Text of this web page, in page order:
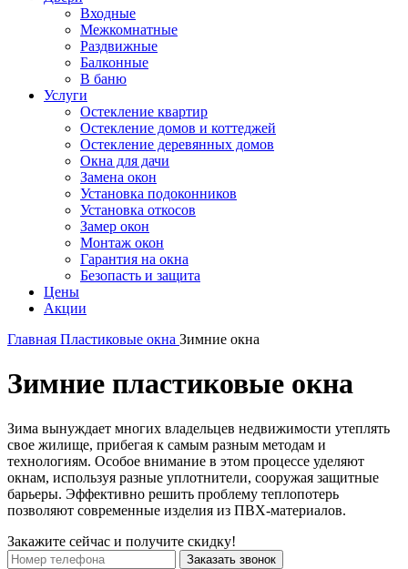
Входные
Межкомнатные
Раздвижные
Балконные
В баню
Услуги
Остекление квартир
Остекление домов и коттеджей
Остекление деревянных домов
Окна для дачи
Замена окон
Установка подоконников
Установка откосов
Замер окон
Монтаж окон
Гарантия на окна
Безопасть и защита
Цены
Акции
Главная Пластиковые окна Зимние окна
Зимние пластиковые окна
Зима вынуждает многих владельцев недвижимости утеплять
свое жилище, прибегая к самым разным методам и
технологиям. Особое внимание в этом процессе уделяют
окнам, используя разные уплотнители, сооружая защитные
барьеры. Эффективно решить проблему теплопотерь
позволяют современные изделия из ПВХ-материалов.
Закажите сейчас и получите скидку!
Заказать звонок